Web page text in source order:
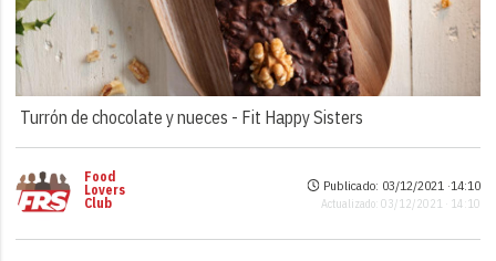
Turrón de chocolate y nueces - Fit Happy Sisters
Food
Lovers
Club
Publicado: 03/12/2021 ·14:10
Actualizado: 03/12/2021 · 14:10